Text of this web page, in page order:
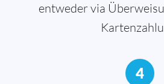
entweder via
4